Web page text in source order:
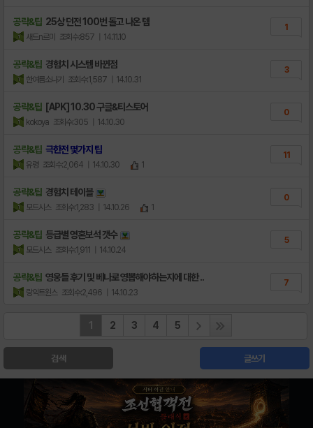
공략&팁 25상 던전 100번 돌고 나온 템
새드n르미 조회수:857 | 14.11.10
1
공략&팁 경험치 시스템 바뀐점
한여름소나기 조회수:1,587 | 14.10.31
3
공략&팁 [APK] 10.30 구글&티스토어
kokoya 조회수:305 | 14.10.30
0
공략&팁 극한전 몇가지 팁
유령 조회수:2,064 | 14.10.30 1
11
공략&팁 경험치 테이블
모드시스 조회수:1,283 | 14.10.26 1
0
공략&팁 등급별 영혼보석 갯수
모드시스 조회수:1,911 | 14.10.24
5
공략&팁 영웅들 후기 및 베나로 영뽑해야하는지에 대한 ..
랑익트윈스 조회수:2,496 | 14.10.23
7
1 2 3 4 5
검색 글쓰기